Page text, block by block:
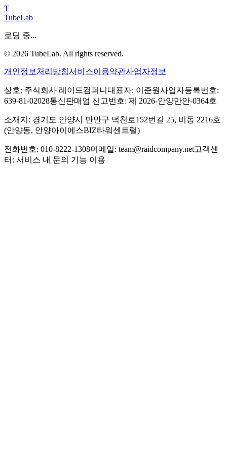
T
TubeLab
로딩 중...
© 2026 TubeLab. All rights reserved.
개인정보처리방침서비스이용약관사업자정보
상호: 주식회사 레이드컴퍼니 대표자: 이준원사업자등록번호:
639-81-02028통신판매업 신고번호: 제 2026-안양만안-0364호
소재지: 경기도 안양시 만안구 덕천로152번길 25, 비동 2216호
(안양동, 안양아이에스BIZ타워센트럴)
전화번호: 010-8222-1308이메일: team@raidcompany.net고객센
터: 서비스 내 문의 기능 이용